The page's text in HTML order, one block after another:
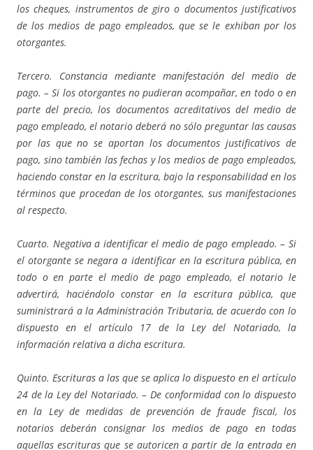
los cheques, instrumentos de giro o documentos justificativos
de los medios de pago empleados, que se le exhiban por los
otorgantes.
Tercero. Constancia mediante manifestación del medio de
pago. – Si los otorgantes no pudieran acompañar, en todo o en
parte del precio, los documentos acreditativos del medio de
pago empleado, el notario deberá no sólo preguntar las causas
por las que no se aportan los documentos justificativos de
pago, sino también las fechas y los medios de pago empleados,
haciendo constar en la escritura, bajo la responsabilidad en los
términos que procedan de los otorgantes, sus manifestaciones
al respecto.
Cuarto. Negativa a identificar el medio de pago empleado. – Si
el otorgante se negara a identificar en la escritura pública, en
todo o en parte el medio de pago empleado, el notario le
advertirá, haciéndolo constar en la escritura pública, que
suministrará a la Administración Tributaria, de acuerdo con lo
dispuesto en el artículo 17 de la Ley del Notariado, la
información relativa a dicha escritura.
Quinto. Escrituras a las que se aplica lo dispuesto en el artículo
24 de la Ley del Notariado. – De conformidad con lo dispuesto
en la Ley de medidas de prevención de fraude fiscal, los
notarios deberán consignar los medios de pago en todas
aquellas escrituras que se autoricen a partir de la entrada en